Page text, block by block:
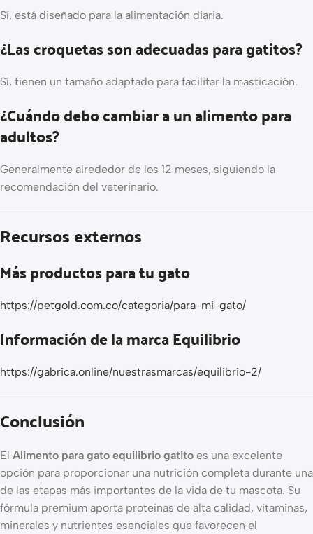
Sí, está diseñado para la alimentación diaria.
¿Las croquetas son adecuadas para gatitos?
Sí, tienen un tamaño adaptado para facilitar la masticación.
¿Cuándo debo cambiar a un alimento para
adultos?
Generalmente alrededor de los 12 meses, siguiendo la
recomendación del veterinario.
Recursos externos
Más productos para tu gato
https://petgold.com.co/categoria/para-mi-gato/
Información de la marca Equilibrio
https://gabrica.online/nuestrasmarcas/equilibrio-2/
Conclusión
El Alimento para gato equilibrio gatito es una excelente
opción para proporcionar una nutrición completa durante una
de las etapas más importantes de la vida de tu mascota. Su
fórmula premium aporta proteínas de alta calidad, vitaminas,
minerales y nutrientes esenciales que favorecen el